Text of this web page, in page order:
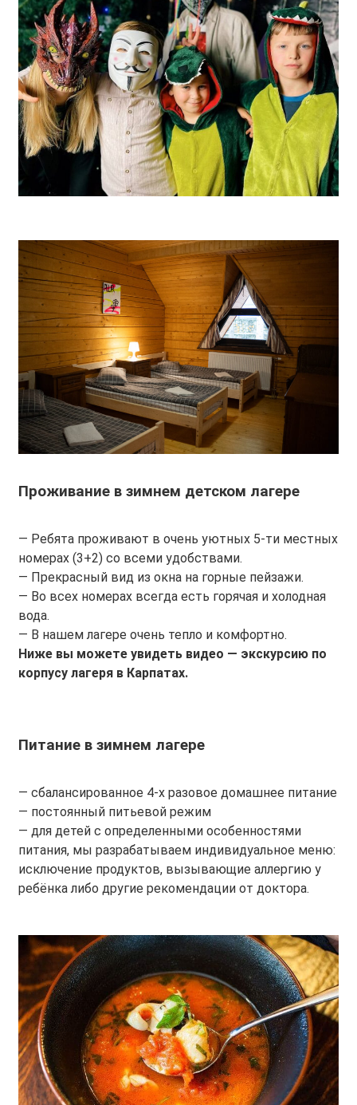
Проживание в зимнем детском лагере
— Ребята проживают в очень уютных 5-ти местных
номерах (3+2) со всеми удобствами.
— Прекрасный вид из окна на горные пейзажи.
— Во всех номерах всегда есть горячая и холодная
вода.
— В нашем лагере очень тепло и комфортно.
Ниже вы можете увидеть видео — экскурсию по
корпусу лагеря в Карпатах.
Питание в зимнем лагере
— сбалансированное 4-х разовое домашнее питание
— постоянный питьевой режим
— для детей с определенными особенностями
питания, мы разрабатываем индивидуальное меню:
исключение продуктов, вызывающие аллергию у
ребёнка либо другие рекомендации от доктора.